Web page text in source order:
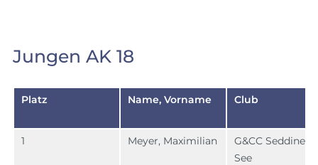
Jungen AK 18
Platz Name, Vorname Club
1 Meyer, Maximilian
G&CC Seddiner
See